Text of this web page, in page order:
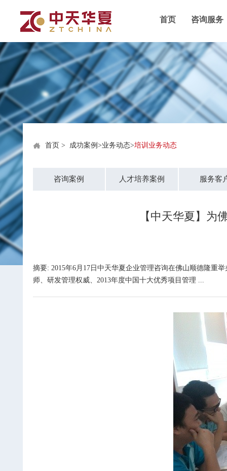
首页 咨询服务
首页 > 成功案例 >业务动态>培训业务动态
咨询案例 人才培养案例 服务客
【中天华夏】为
摘要: 2015年6月17日中天华夏企业管理咨询在佛山顺德隆重
师、研发管理权威、2013年度中国十大优秀项目管理 ...